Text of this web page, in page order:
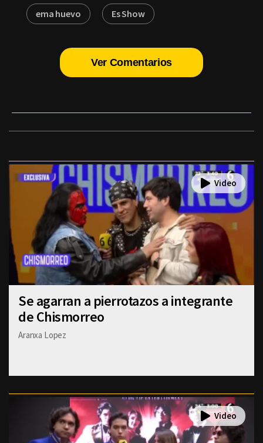
ema huevo Es Show
Ver Comentarios
Se agarran a pierrotazos a integrante
de Chismorreo
Aranxa Lopez